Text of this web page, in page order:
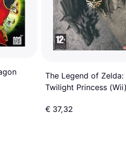
The Legend of Zelda:
Twilight Princess (Wii)
€ 37,32